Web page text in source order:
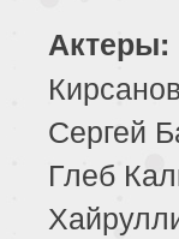
Актеры:
Сергей
Глеб